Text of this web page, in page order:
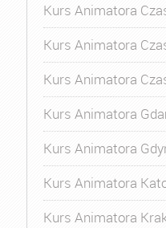
Kurs Animatora
Kurs Animatora
Kurs Animatora
Kurs Animatora
Kurs Animatora
Kurs Animatora
Kurs Animatora